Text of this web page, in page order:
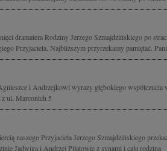
dramatem Rodziny Jerzego Szmajdzińskiego po
Przyjaciela. Najbliższym przyrzekamy pamiętać.
i Andrzejkowi wyrazy głębokiego
z ul. Marconich 5
naszego Przyjaciela Jerzego Szmajdzińskiego
Jadwiga i Andrzej Piłatowie z synami i całą rodziną